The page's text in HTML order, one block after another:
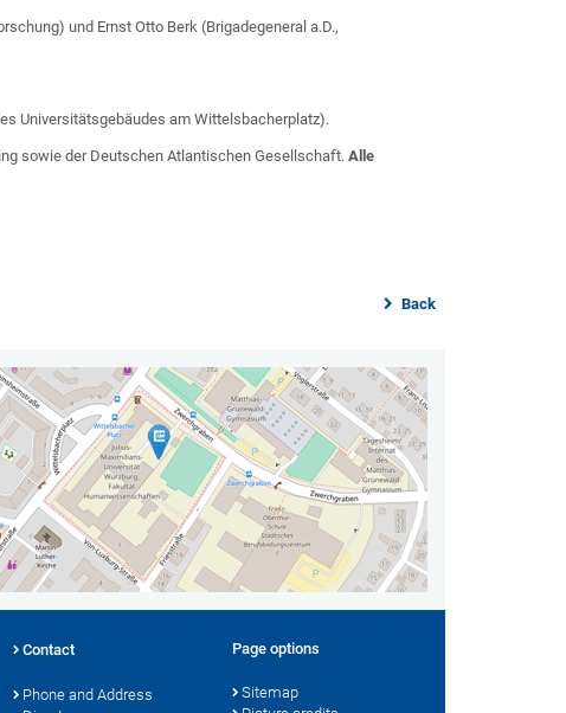
und Ernst Otto Berk (Brigadegeneral a.D.,
Universitätsgebäudes am Wittelsbacherplatz).
sowie der Deutschen Atlantischen Gesellschaft.Alle
Back
Contact
Phone and Address
Page options
Sitemap